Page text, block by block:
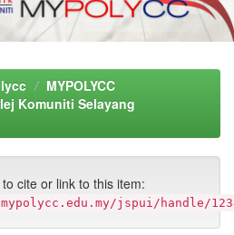
MYPOLYCC
Komuniti Selayang
cite or link to this item:
jspui/handle/